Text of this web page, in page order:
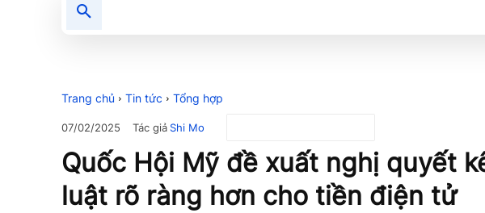
Trang chủ Tin tức Tổng hợp
07/02/2025 Tác giảShi Mo
Quốc Hội Mỹ đề xuất nghị quyết
luật rõ ràng hơn cho tiền điện tử